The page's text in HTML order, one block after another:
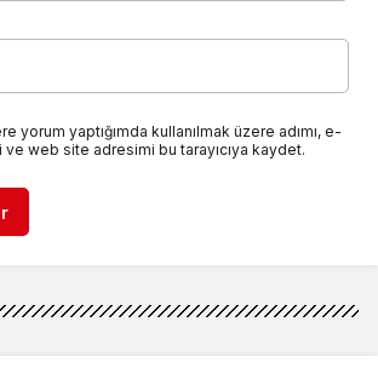
yorum yaptığımda kullanılmak üzere adımı, e-
web site adresimi bu tarayıcıya kaydet.